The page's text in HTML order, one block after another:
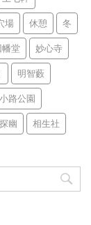
場 休憩 冬
幡堂 妙心寺
明智藪
路公園
幽 相生社